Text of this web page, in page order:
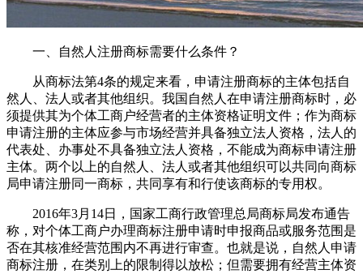
一、自然人注册商标需要什么条件？
从商标法第4条的规定来看，申请注册商标的主体包括自
然人、法人或者其他组织。我国自然人在申请注册商标时，必
须提供其为个体工商户经营者的主体资格证明文件；作为商标
申请注册的主体应参与市场经营并具备独立法人资格，法人的
代表处、办事处不具备独立法人资格，不能成为商标申请注册
主体。两个以上的自然人、法人或者其他组织可以共同向商标
局申请注册同一商标，共同享有和行使该商标的专用权。
2016年3月14日，国家工商行政管理总局商标局发布通告
称，对个体工商户办理商标注册申请时申报商品或服务范围是
否在其核准经营范围内不再进行审查。也就是说，自然人申请
商标注册，在类别上的限制得以放松；但需要拥有经营主体资